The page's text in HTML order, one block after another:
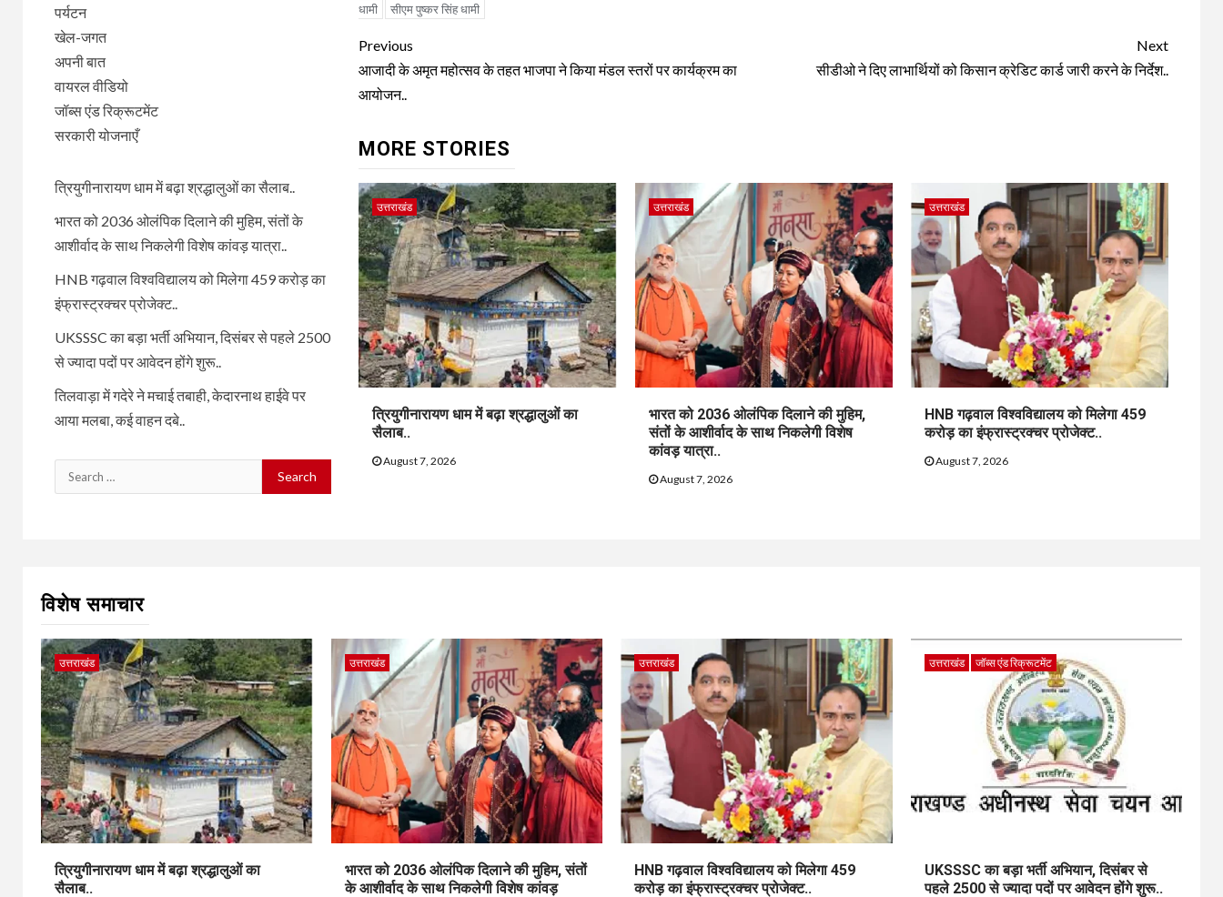
धामी
सीएम पुष्कर सिंह धामी
Continue
Reading
Previous
आजादी के अमृत महोत्सव के तहत भाजपा ने किया मंडल स्तरों पर कार्यक्रम का
आयोजन..
Next
सीडीओ ने दिए लाभार्थियों को किसान क्रेडिट कार्ड जारी करने के निर्देश..
MORE STORIES
उत्तराखंड
त्रियुगीनारायण धाम में बढ़ा श्रद्धालुओं का
सैलाब..
August 7, 2026
उत्तराखंड
भारत को 2036 ओलंपिक दिलाने की मुहिम,
संतों के आशीर्वाद के साथ निकलेगी विशेष
कांवड़ यात्रा..
August 7, 2026
उत्तराखंड
HNB गढ़वाल विश्वविद्यालय को मिलेगा 459
करोड़ का इंफ्रास्ट्रक्चर प्रोजेक्ट..
August 7, 2026
पर्यटन
खेल-जगत
अपनी बात
वायरल वीडियो
जॉब्स एंड रिक्रूटमेंट
सरकारी योजनाएँ
त्रियुगीनारायण धाम में बढ़ा श्रद्धालुओं का सैलाब..
भारत को 2036 ओलंपिक दिलाने की मुहिम, संतों के
आशीर्वाद के साथ निकलेगी विशेष कांवड़ यात्रा..
HNB गढ़वाल विश्वविद्यालय को मिलेगा 459 करोड़ का
इंफ्रास्ट्रक्चर प्रोजेक्ट..
UKSSSC का बड़ा भर्ती अभियान, दिसंबर से पहले 2500
से ज्यादा पदों पर आवेदन होंगे शुरू..
तिलवाड़ा में गदेरे ने मचाई तबाही, केदारनाथ हाईवे पर
आया मलबा, कई वाहन दबे..
Search
for:
विशेष समाचार
उत्तराखंड
त्रियुगीनारायण धाम में बढ़ा श्रद्धालुओं का
सैलाब..
उत्तराखंड
भारत को 2036 ओलंपिक दिलाने की मुहिम, संतों
के आशीर्वाद के साथ निकलेगी विशेष कांवड़
उत्तराखंड
HNB गढ़वाल विश्वविद्यालय को मिलेगा 459
करोड़ का इंफ्रास्ट्रक्चर प्रोजेक्ट..
उत्तराखंड जॉब्स एंड रिक्रूटमेंट
UKSSSC का बड़ा भर्ती अभियान, दिसंबर से
पहले 2500 से ज्यादा पदों पर आवेदन होंगे शुरू..